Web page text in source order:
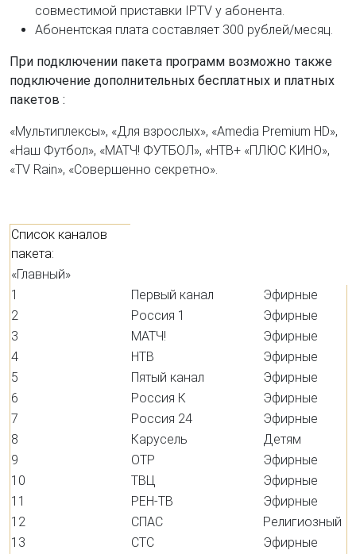
совместимой приставки IPTV у абонента.
Абонентская плата составляет 300 рублей/месяц.
При подключении пакета программ возможно также
подключение дополнительных бесплатных и платных
пакетов :
«Мультиплексы», «Для взрослых», «Amedia Premium HD»,
«Наш Футбол», «МАТЧ! ФУТБОЛ», «НТВ+ «ПЛЮС КИНО»,
«TV Rain», «Совершенно секретно».
Список каналов
пакета:
«Главный»
1
Первый канал
Эфирные
2
Россия 1
Эфирные
3
МАТЧ!
Эфирные
4
НТВ
Эфирные
5
Пятый канал
Эфирные
6
Россия К
Эфирные
7
Россия 24
Эфирные
8
Карусель
Детям
9
ОТР
Эфирные
10
ТВЦ
Эфирные
11
РЕН-ТВ
Эфирные
12
СПАС
Религиозный
13
СТС
Эфирные